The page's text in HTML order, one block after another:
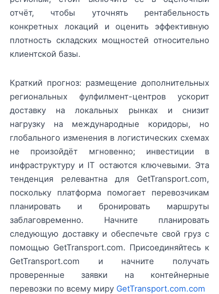
отчёт, чтобы уточнять рентабельность
конкретных локаций и оценить эффективную
плотность складских мощностей относительно
клиентской базы.
Краткий прогноз: размещение дополнительных
региональных фулфилмент-центров ускорит
доставку на локальных рынках и снизит
нагрузку на международные коридоры, но
глобального изменения в логистических схемах
не произойдёт мгновенно; инвестиции в
инфраструктуру и IT остаются ключевыми. Эта
тенденция релевантна для GetTransport.com,
поскольку платформа помогает перевозчикам
планировать и бронировать маршруты
заблаговременно. Начните планировать
следующую доставку и обеспечьте свой груз с
помощью GetTransport.com. Присоединяйтесь к
GetTransport.com и начните получать
проверенные заявки на контейнерные
перевозки по всему миру GetTransport.com.com